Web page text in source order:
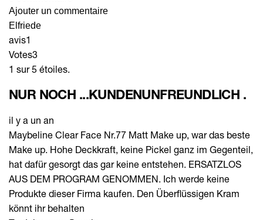
Ajouter un commentaire
Elfriede
avis1
Votes3
1 sur 5 étoiles.
NUR NOCH ...KUNDENUNFREUNDLICH .
il y a un an
Maybeline Clear Face Nr.77 Matt Make up, war das beste
Make up. Hohe Deckkraft, keine Pickel ganz im Gegenteil,
hat dafür gesorgt das gar keine entstehen. ERSATZLOS
AUS DEM PROGRAM GENOMMEN. Ich werde keine
Produkte dieser Firma kaufen. Den Überflüssigen Kram
könnt ihr behalten